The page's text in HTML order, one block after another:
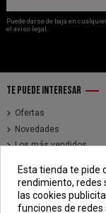
Puede darse de baja en
el aviso legal.
TE PUEDE INTERESAR
Ofertas
Novedades
Los más vendidos
Esta tienda te pide
rendimiento, redes
las cookies
funciones de redes